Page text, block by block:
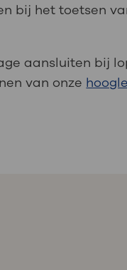
bij het toetsen
aansluiten bij
van onze